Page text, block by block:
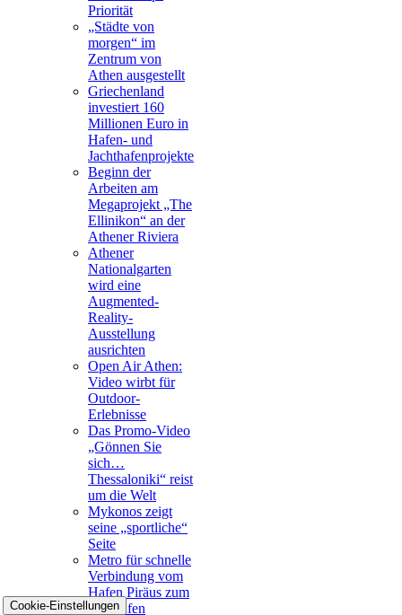
Priorität
„Städte von
morgen“ im
Zentrum von
Athen ausgestellt
Griechenland
investiert 160
Millionen Euro in
Hafen- und
Jachthafenprojekte
Beginn der
Arbeiten am
Megaprojekt „The
Ellinikon“ an der
Athener Riviera
Athener
Nationalgarten
wird eine
Augmented-
Reality-
Ausstellung
ausrichten
Open Air Athen:
Video wirbt für
Outdoor-
Erlebnisse
Das Promo-Video
„Gönnen Sie
sich…
Thessaloniki“ reist
um die Welt
Mykonos zeigt
seine „sportliche“
Seite
Metro für schnelle
Verbindung vom
Hafen Piräus zum
Flughafen
Cookie-Einstellungen